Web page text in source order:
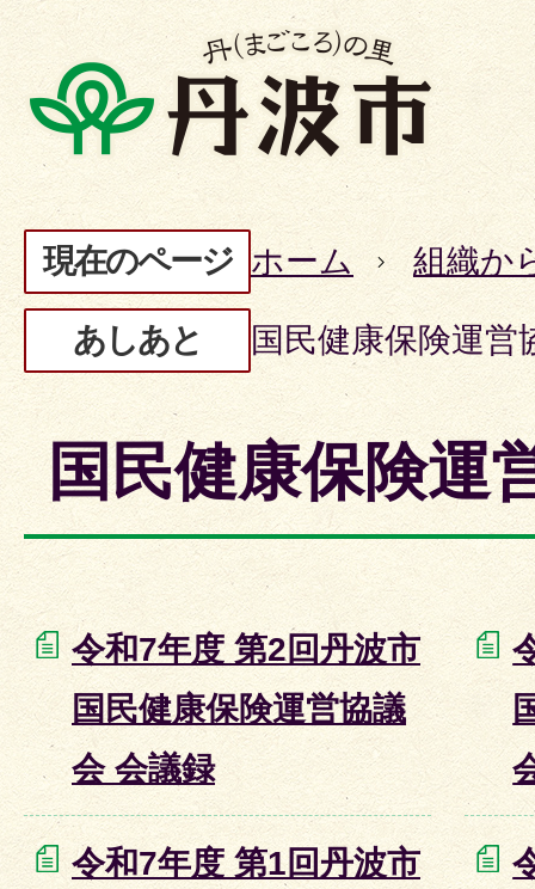
現在のページ ホーム 組織か
あしあと 国民健康保険運営
国民健康保険運
令和7年度 第2回丹波市
国民健康保険運営協議
会 会議録
令和7年度 第1回丹波市